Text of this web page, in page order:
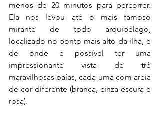
menos de 20 minutos para percorrer.
Ela nos levou até o mais famoso
mirante de todo arquipélago,
localizado no ponto mais alto da ilha, e
de onde é possível ter uma
impressionante vista de trê
maravilhosas baías, cada uma com areia
de cor diferente (branca, cinza escura e
rosa).